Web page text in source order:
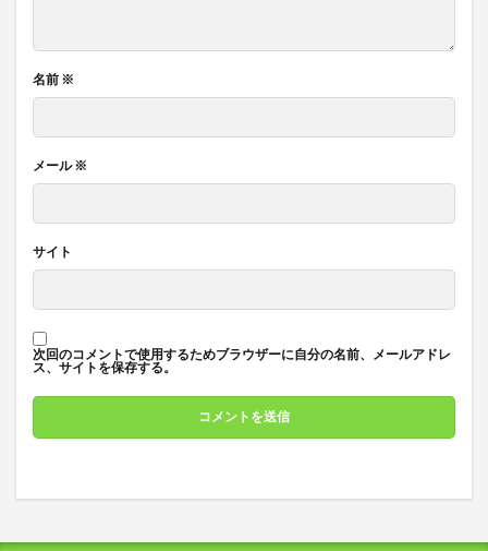
名前 ※
メール※
サイト
次回のコメントで使用するためブラウザーに自分の名前、メールアドレ
ス、サイトを保存する。